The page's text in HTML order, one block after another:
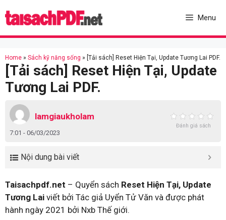
to
Menu
Home » Sách kỹ năng sống » [Tải sách] Reset Hiện Tại, Update Tương Lai PDF.
[Tải sách] Reset Hiện Tại, Update
Tương Lai PDF.
lamgiaukholam
7:01 - 06/03/2023
Đánh giá sách
Nội dung bài viết
Taisachpdf.net – Quyển sách Reset Hiện Tại, Update
Tương Lai viết bởi Tác giả Uyển Tử Văn và được phát
hành ngày 2021 bởi Nxb Thế giới.